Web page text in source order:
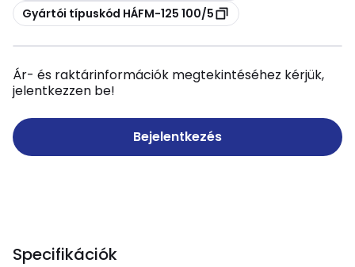
Másolás
Gyártói típuskód HÁFM-125 100/5
Ár- és raktárinformációk megtekintéséhez kérjük,
jelentkezzen be!
Bejelentkezés
Specifikációk